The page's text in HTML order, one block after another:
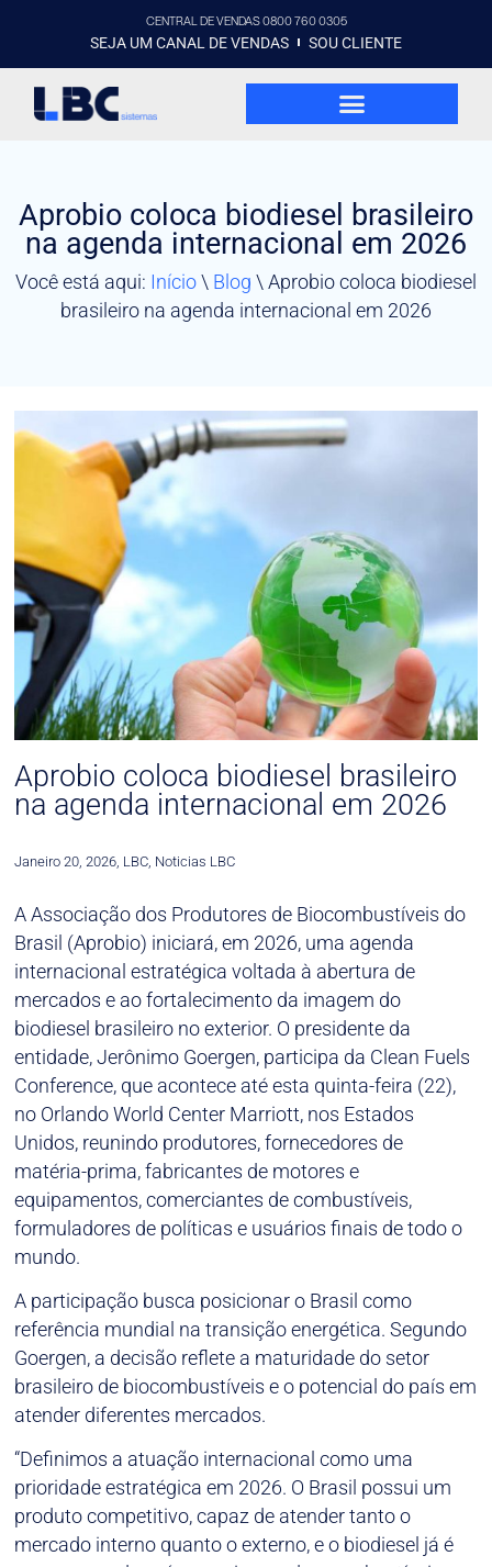
CENTRAL DE VENDAS 0800 760 0305
SEJA UM CANAL DE VENDAS SOU CLIENTE
Aprobio coloca biodiesel brasileiro
na agenda internacional em 2026
Você está aqui: Início\ Blog \ Aprobio coloca biodiesel
brasileiro na agenda internacional em 2026
Aprobio coloca biodiesel brasileiro
na agenda internacional em 2026
Janeiro 20, 2026, LBC, Noticias LBC
A Associação dos Produtores de Biocombustíveis do
Brasil (Aprobio) iniciará, em 2026, uma agenda
internacional estratégica voltada à abertura de
mercados e ao fortalecimento da imagem do
biodiesel brasileiro no exterior. O presidente da
entidade, Jerônimo Goergen, participa da Clean Fuels
Conference, que acontece até esta quinta-feira (22),
no Orlando World Center Marriott, nos Estados
Unidos, reunindo produtores, fornecedores de
matéria-prima, fabricantes de motores e
equipamentos, comerciantes de combustíveis,
formuladores de políticas e usuários finais de todo o
mundo.
A participação busca posicionar o Brasil como
referência mundial na transição energética. Segundo
Goergen, a decisão reflete a maturidade do setor
brasileiro de biocombustíveis e o potencial do país em
atender diferentes mercados.
“Definimos a atuação internacional como uma
prioridade estratégica em 2026. O Brasil possui um
produto competitivo, capaz de atender tanto o
mercado interno quanto o externo, e o biodiesel já é